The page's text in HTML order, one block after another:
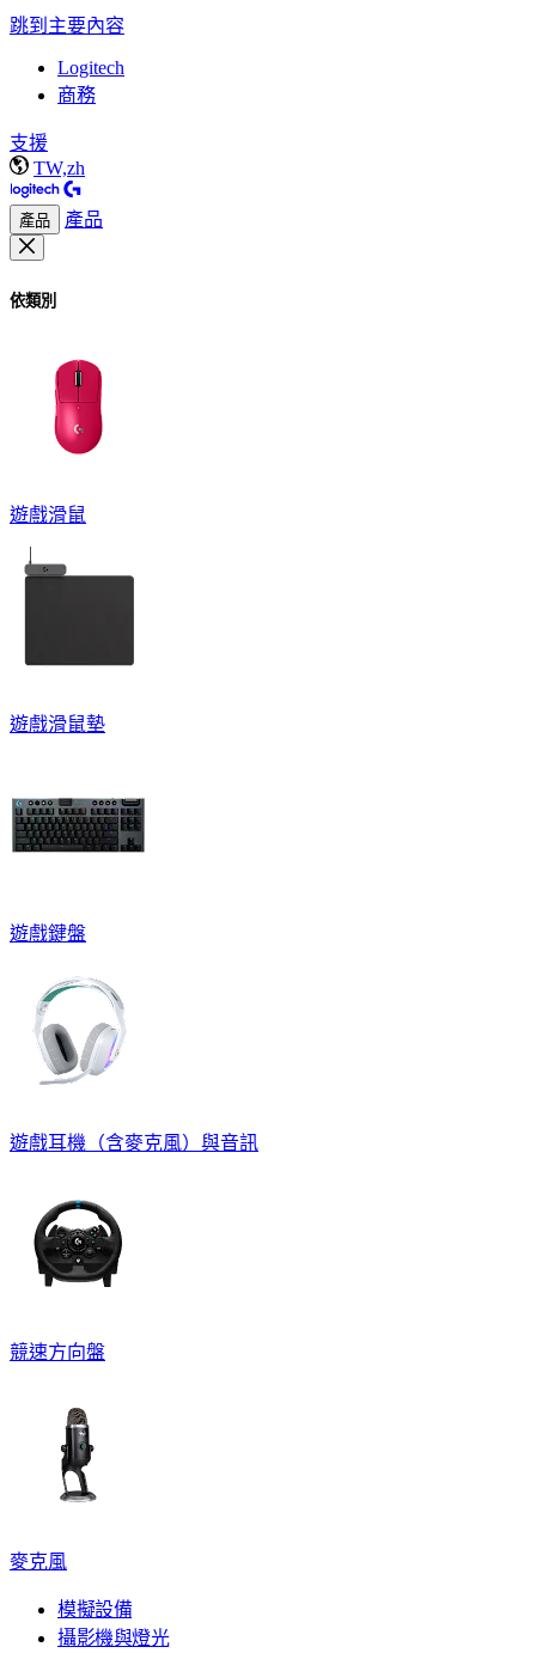
跳到主要內容
Logitech
商務
支援
TW,zh
產品 產品
依類別
遊戲滑鼠
遊戲滑鼠墊
遊戲鍵盤
遊戲耳機（含麥克風）與音訊
競速方向盤
麥克風
模擬設備
攝影機與燈光